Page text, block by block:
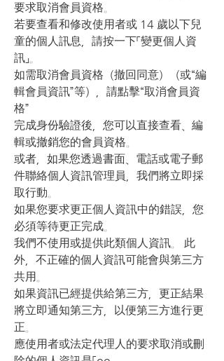
要求取消會員資格。
若要查看和修改使用者或 14 歲以下兒
童的個人訊息，請按一下「變更個人資
訊」。
如需取消會員資格（撤回同意）（或“編
輯會員資訊”等），請點擊“取消會員資
格”
完成身份驗證後，您可以直接查看、編
輯或撤銷您的會員資格。
或者，如果您透過書面、電話或電子郵
件聯絡個人資訊管理員，我們將立即採
取行動。
如果您要求更正個人資訊中的錯誤，您
必須等待更正完成。
我們不使用或提供此類個人資訊。 此
外，不正確的個人資訊可能會與第三方
共用。
如果資訊已經提供給第三方，更正結果
將立即通知第三方，以便第三方進行更
正。
應使用者或法定代理人的要求取消或刪